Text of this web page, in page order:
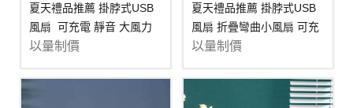
夏天禮品推薦 掛脖式USB
風扇 可充電 靜音 大風力
以量制價
夏天禮品推薦 掛脖式USB
風扇 折疊彎曲小風扇 可充
電 靜音 大風力掛
以量制價